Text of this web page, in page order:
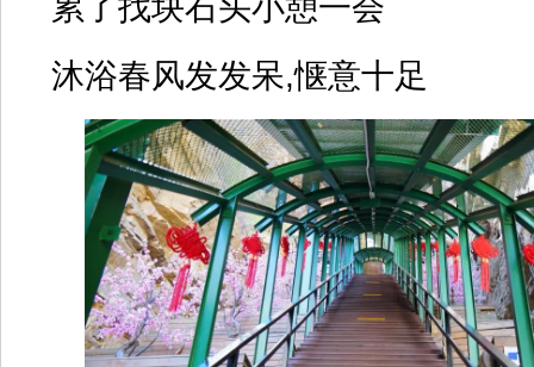
累了找块石头小憩一会
沐浴春风发发呆,惬意十足